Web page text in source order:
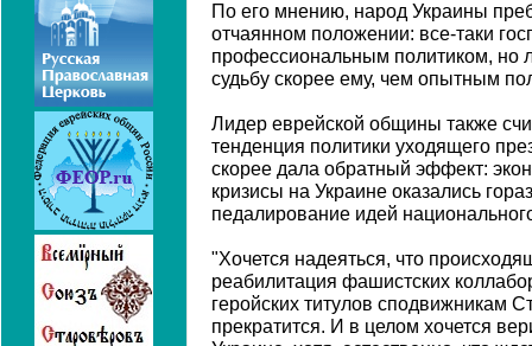
По его мнению, народ Украины
отчаянном положении: все-таки
профессиональным политиком, но
судьбу скорее ему, чем опытным
Лидер еврейской общины также
тенденция политики уходящего
скорее дала обратный эффект:
кризисы на Украине оказались
педалирование идей
"Хочется надеяться, что
реабилитация фашистских
геройских титулов сподвижникам
прекратится. И в целом хочется